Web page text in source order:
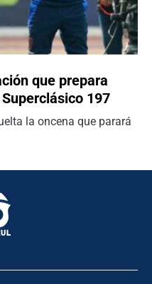
que prepara
197
la oncena que parará